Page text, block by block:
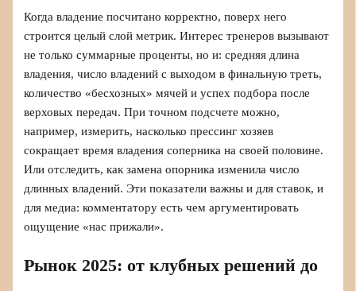
Когда владение посчитано корректно, поверх него
строится целый слой метрик. Интерес тренеров вызывают
не только суммарные проценты, но и: средняя длина
владения, число владений с выходом в финальную треть,
количество «бесхозных» мячей и успех подбора после
верховых передач. При точном подсчете можно,
например, измерить, насколько прессинг хозяев
сокращает время владения соперника на своей половине.
Или отследить, как замена опорника изменила число
длинных владений. Эти показатели важны и для ставок, и
для медиа: комментатору есть чем аргументировать
ощущение «нас прижали».
Рынок 2025: от клубных решений до